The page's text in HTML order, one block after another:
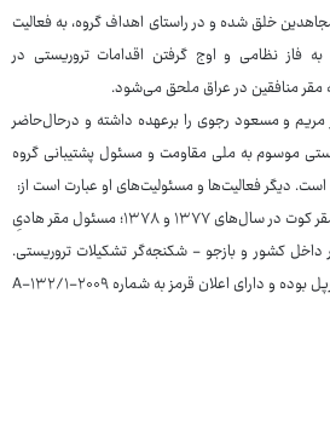
در سال۱۳۵۸ جذب مجاهدین خلق شده و در راستای اهداف گروه، به فعالیت
فاز نظامی و اوج گرفتن اقدامات تروریستی در
و مسعود رجوی را برعهده داشته و درحال‌حاضر
موسوم به ملی مقاومت و مسئول پشتیبانی گروه
است. دیگر فعالیت‌ها و مسئولیت‌های او عبارت است از:
مسئول شاخه نظامی منافقین در مقر کوت در سال‌های ۱۳۷۷ و ۱۳۷۸؛ مسئول مقر هادیِ
داخل کشور و بازجو - شکنجه‌گر تشکیلات تروریستی.
ضمنا رقیه عباسی تحت تعقیب اینترپل بوده و دارای اعلان قرمز به شماره A-۱۳۲/۱-۲۰۰۹